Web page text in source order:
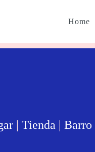
Home
| Tienda | Barro